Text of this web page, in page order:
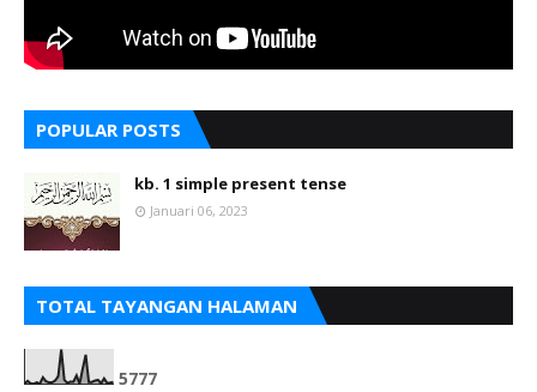
POPULAR POSTS
kb. 1 simple present tense
Januari 06, 2023
TOTAL TAYANGAN HALAMAN
5777